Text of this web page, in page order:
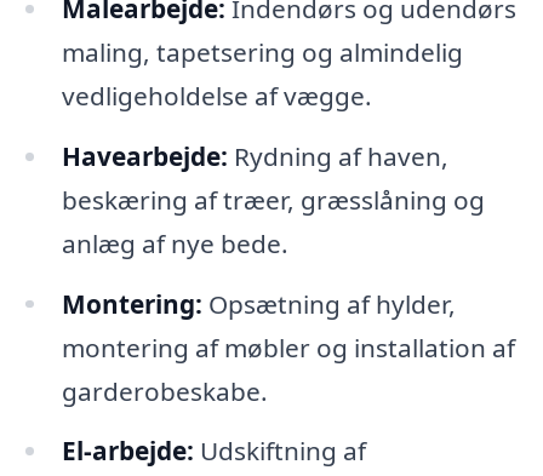
Malearbejde: Indendørs og udendørs
maling, tapetsering og almindelig
vedligeholdelse af vægge.
Havearbejde: Rydning af haven,
beskæring af træer, græsslåning og
anlæg af nye bede.
Montering: Opsætning af hylder,
montering af møbler og installation af
garderobeskabe.
El-arbejde: Udskiftning af